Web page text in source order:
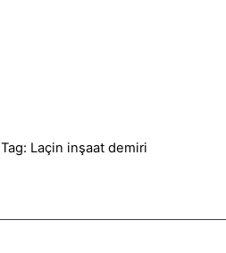
Tag: Laçin inşaat demiri